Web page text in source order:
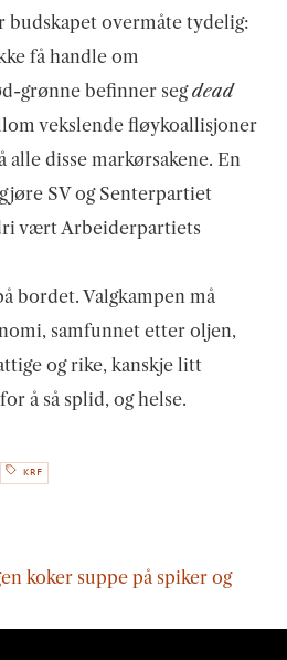
budskapet overmåte tydelig:
få handle om
grønne befinner segdead
vekslende fløykoallisjoner
disse markørsakene. En
SV og Senterpartiet
vært Arbeiderpartiets
bordet. Valgkampen må
samfunnet etter oljen,
og rike, kanskje litt
å så splid, og helse.
KRF
koker suppe på spiker og